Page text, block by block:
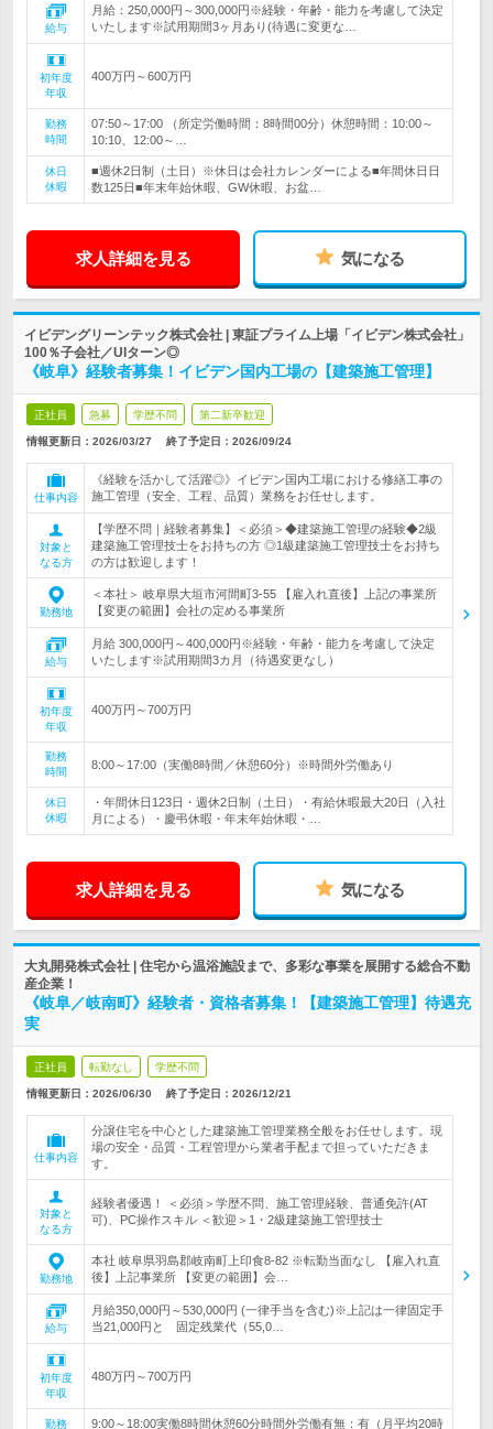
給与
月給：250,000円～300,000円※経験・年齢・能力を考慮して決定
いたします※試用期間3ヶ月あり(待遇に変更な…
初年度
年収
400万円～600万円
勤務
時間
07:50～17:00 （所定労働時間：8時間00分）休憩時間：10:00～
10:10、12:00～…
休日
休暇
■週休2日制（土日）※休日は会社カレンダーによる■年間休日日
数125日■年末年始休暇、GW休暇、お盆…
求人詳細を見る 気になる
イビデングリーンテック株式会社 | 東証プライム上場「イビデン株式会社」
100％子会社／UIターン◎
《岐阜》経験者募集！イビデン国内工場の【建築施工管理】
正社員 急募 学歴不問 第二新卒歓迎
情報更新日：2026/03/27 終了予定日： 2026/09/24
仕事内容
《経験を活かして活躍◎》イビデン国内工場における修繕工事の
施工管理（安全、工程、品質）業務をお任せします。
対象と
なる方
【学歴不問｜経験者募集】＜必須＞◆建築施工管理の経験◆2級
建築施工管理技士をお持ちの方 ◎1級建築施工管理技士をお持ち
の方は歓迎します！
勤務地
＜本社＞ 岐阜県大垣市河間町3-55 【雇入れ直後】上記の事業所
【変更の範囲】会社の定める事業所
給与
月給 300,000円～400,000円※経験・年齢・能力を考慮して決定
いたします※試用期間3カ月（待遇変更なし）
初年度
年収
400万円～700万円
勤務
時間
8:00～17:00（実働8時間／休憩60分）※時間外労働あり
休日
休暇
・年間休日123日・週休2日制（土日）・有給休暇最大20日（入社
月による）・慶弔休暇・年末年始休暇・…
求人詳細を見る 気になる
大丸開発株式会社 | 住宅から温浴施設まで、多彩な事業を展開する総合不動
産企業！
《岐阜／岐南町》経験者・資格者募集！【建築施工管理】待遇充
実
正社員 転勤なし 学歴不問
情報更新日：2026/06/30 終了予定日： 2026/12/21
仕事内容
分譲住宅を中心とした建築施工管理業務全般をお任せします。現
場の安全・品質・工程管理から業者手配まで担っていただきま
す。
対象と
なる方
経験者優遇！ ＜必須＞学歴不問、施工管理経験、普通免許(AT
可)、PC操作スキル ＜歓迎＞1・2級建築施工管理技士
勤務地
本社 岐阜県羽島郡岐南町上印食8-82 ※転勤当面なし 【雇入れ直
後】上記事業所 【変更の範囲】会…
給与
月給350,000円～530,000円 (一律手当を含む)※上記は一律固定手
当21,000円と 固定残業代（55,0…
初年度
年収
480万円～700万円
勤務 9:00～18:00実働8時間休憩60分時間外労働有無：有（月平均20時